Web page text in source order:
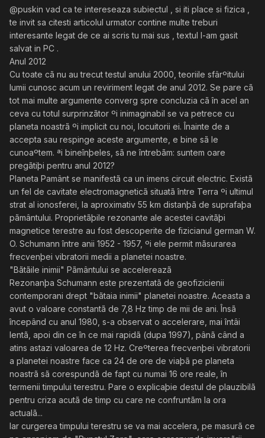
@puskin vad ca te intereseaza subiectul , si iti place si fizica ,
te invit sa citesti articolul urmator contine multe treburi
interesante legat de ce ai scris tu mai sus , textul l-am gasit
salvat in PC .
Anul 2012
Cu toate cã nu au trecut testul anului 2000, teoriile sfârºitului
lumii cunosc acum un reviriment legat de anul 2012. Se pare cã
tot mai multe argumente converg spre concluzia cã în acel an
ceva cu totul surprinzãtor ºi inimaginabil se va petrece cu
planeta noastrã ºi implicit cu noi, locuitorii ei. Înainte de a
accepta sau respinge aceste argumente, e bine sã le
cunoaºtem. ªi bineînþeles, sã ne întrebãm: suntem oare
pregãtiþi pentru anul 2012?
Planeta Pamânt se manifestã ca un imens circuit electric. Existã
un fel de cavitate electromagneticã situatã între Terra ºi ultimul
strat al ionosferei, la aproximativ 55 km distanþã de suprafaþa
pãmântului. Proprietãþile rezonante ale acestei cavitãþi
magnetice terestre au fost descoperite de fizicianul german W.
O. Schumann între anii 1952 - 1957, ºi ele permit mãsurarea
frecvenþei vibratorii medii a planetei noastre.
"Bãtãile inimii" Pãmântului se accelereazã
Rezonanþa Schumann este prezentatã de geofizicienii
contemporani drept "bãtaia inimii" planetei noastre. Aceasta a
avut o valoare constantã de 7,8 Hz timp de mii de ani. Însã
începând cu anul 1980, s-a observat o accelerare, mai întâi
lentã, apoi din ce în ce mai rapidã (dupa 1997), pânã când a
atins astazi valoarea de 12 Hz. Creºterea frecvenþei vibratorii
a planetei noastre face ca 24 de ore de viaþã pe planeta
noastrã sã corespundã de fapt cu numai 16 ore reale, în
termenii timpului terestru. Pare o explicaþie destul de plauzibilã
pentru criza acutã de timp cu care ne confruntãm la ora
actualã...
Iar curgerea timpului terestru se va mai accelera, pe masurã ce